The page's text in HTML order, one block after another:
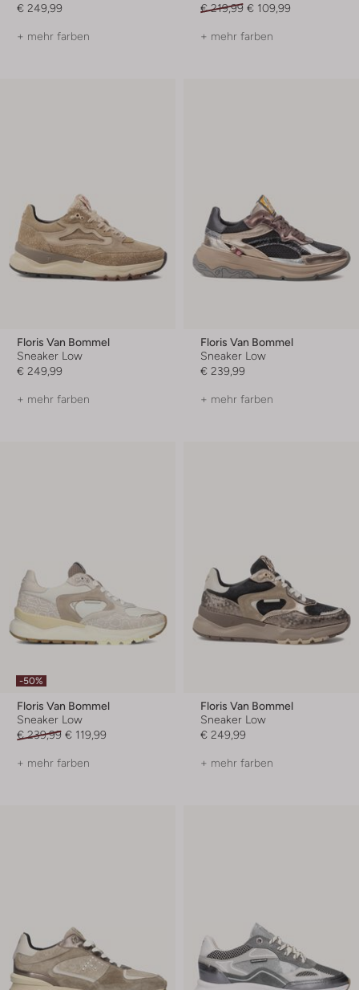
€ 249,99
+ mehr farben
€ 219,99 € 109,99
+ mehr farben
Floris Van Bommel
Sneaker Low
€ 249,99
+ mehr farben
Floris Van Bommel
Sneaker Low
€ 239,99
+ mehr farben
-50%
Floris Van Bommel
Sneaker Low
€ 239,99 € 119,99
+ mehr farben
Floris Van Bommel
Sneaker Low
€ 249,99
+ mehr farben